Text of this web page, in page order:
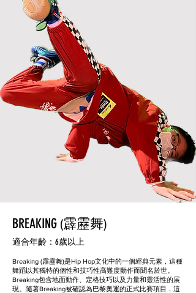
BREAKING (霹靂舞)
適合年齡：6歲以上
Breaking (霹靂舞)是Hip Hop文化中的一個經典元素，這種
舞蹈以其獨特的個性和技巧性高難度動作而聞名於世。
Breaking包含地面動作、定格技巧以及力量和靈活性的展
現。隨著Breaking被確認為巴黎奧運的正式比賽項目，這